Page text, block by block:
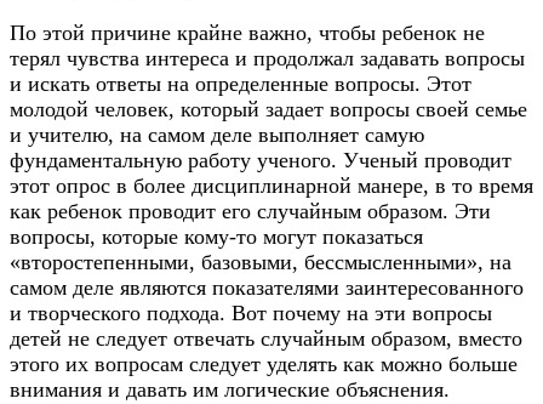
По этой причине крайне важно, чтобы ребенок не
терял чувства интереса и продолжал задавать вопросы
и искать ответы на определенные вопросы. Этот
молодой человек, который задает вопросы своей семье
и учителю, на самом деле выполняет самую
фундаментальную работу ученого. Ученый проводит
этот опрос в более дисциплинарной манере, в то время
как ребенок проводит его случайным образом. Эти
вопросы, которые кому-то могут показаться
«второстепенными, базовыми, бессмысленными», на
самом деле являются показателями заинтересованного
и творческого подхода. Вот почему на эти вопросы
детей не следует отвечать случайным образом, вместо
этого их вопросам следует уделять как можно больше
внимания и давать им логические объяснения.